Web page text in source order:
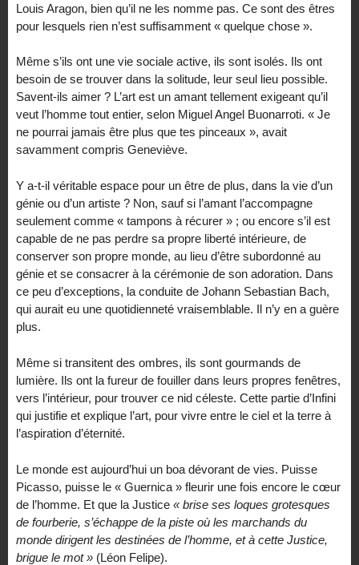
Louis Aragon, bien qu’il ne les nomme pas. Ce sont des êtres
pour lesquels rien n’est suffisamment « quelque chose ».
Même s’ils ont une vie sociale active, ils sont isolés. Ils ont
besoin de se trouver dans la solitude, leur seul lieu possible.
Savent-ils aimer ? L’art est un amant tellement exigeant qu’il
veut l’homme tout entier, selon Miguel Angel Buonarroti. « Je
ne pourrai jamais être plus que tes pinceaux », avait
savamment compris Geneviève.
Y a-t-il véritable espace pour un être de plus, dans la vie d’un
génie ou d’un artiste ? Non, sauf si l’amant l’accompagne
seulement comme « tampons à récurer » ; ou encore s’il est
capable de ne pas perdre sa propre liberté intérieure, de
conserver son propre monde, au lieu d’être subordonné au
génie et se consacrer à la cérémonie de son adoration. Dans
ce peu d’exceptions, la conduite de Johann Sebastian Bach,
qui aurait eu une quotidienneté vraisemblable. Il n’y en a guère
plus.
Même si transitent des ombres, ils sont gourmands de
lumière. Ils ont la fureur de fouiller dans leurs propres fenêtres,
vers l’intérieur, pour trouver ce nid céleste. Cette partie d’Infini
qui justifie et explique l’art, pour vivre entre le ciel et la terre à
l’aspiration d’éternité.
Le monde est aujourd’hui un boa dévorant de vies. Puisse
Picasso, puisse le « Guernica » fleurir une fois encore le cœur
de l’homme. Et que la Justice « brise ses loques grotesques
de fourberie, s’échappe de la piste où les marchands du
monde dirigent les destinées de l’homme, et à cette Justice,
brigue le mot » (Léon Felipe).